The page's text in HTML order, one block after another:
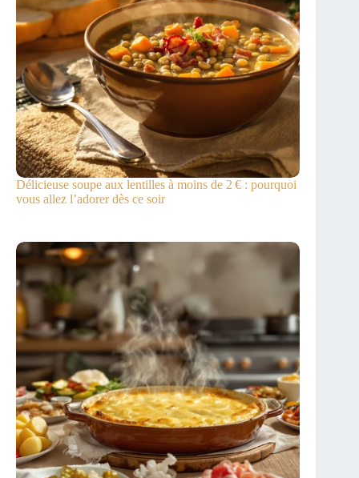
Délicieuse soupe aux lentilles à moins de 2 € : pourquoi
vous allez l’adorer dès ce soir